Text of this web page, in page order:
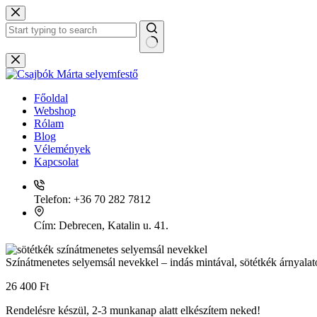
Skip
to
content
No
results
Főoldal
Webshop
Rólam
Blog
Vélemények
Kapcsolat
Telefon: +36 70 282 7812
Cím: Debrecen, Katalin u. 41.
Színátmenetes selyemsál nevekkel – indás mintával, sötétkék
26 400 Ft
Rendelésre készül, 2-3 munkanap alatt elkészítem neked!